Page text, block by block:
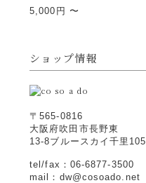
5,000円 〜
ショップ情報
〒565-0816
大阪府吹田市長野東
13-8ブルースカイ千里105
tel/fax：06-6877-3500
mail：dw@cosoado.net